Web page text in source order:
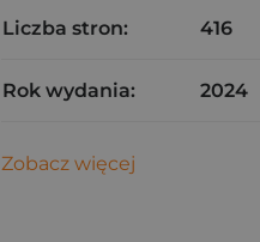
Liczba stron: 416
Rok wydania: 2024
Zobacz więcej